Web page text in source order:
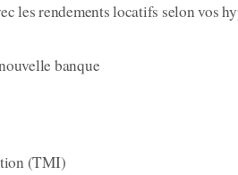
les rendements locatifs selon vos
banque
(TMI)